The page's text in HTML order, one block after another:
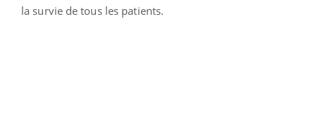
la survie de tous les patients.